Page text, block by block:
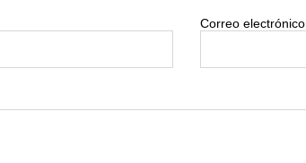
Correo electrónico